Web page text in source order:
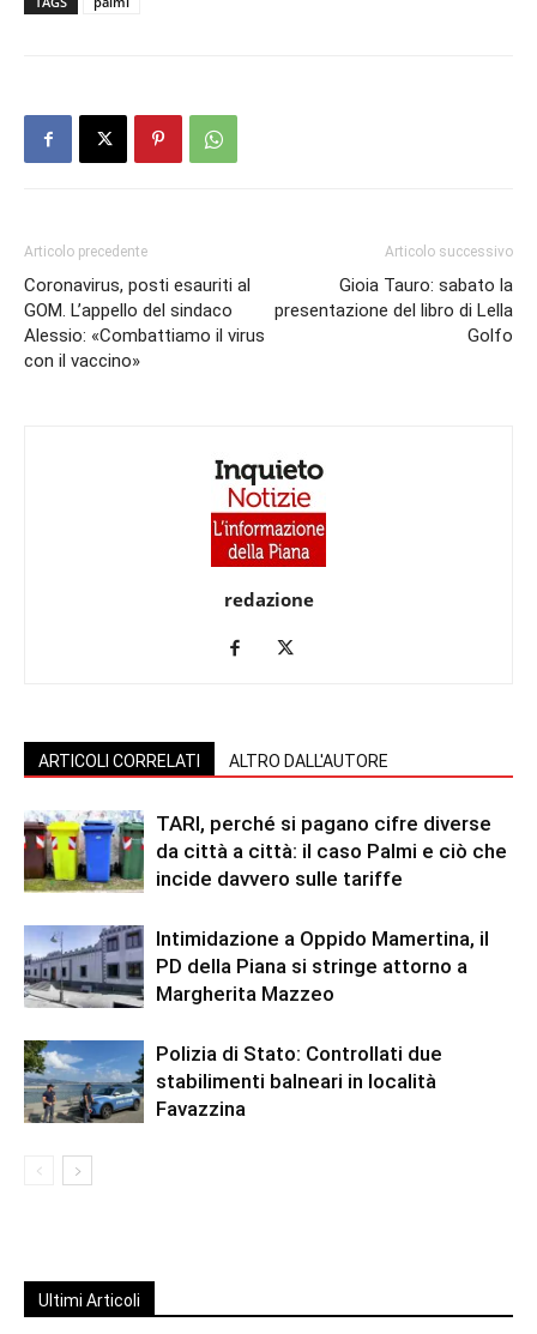
Articolo precedente
Coronavirus, posti esauriti al
GOM. L’appello del sindaco
Alessio: «Combattiamo il virus
con il vaccino»
Articolo successivo
Gioia Tauro: sabato la
presentazione del libro di Lella
Golfo
redazione
ARTICOLI CORRELATI ALTRO DALL'AUTORE
TARI, perché si pagano cifre diverse
da città a città: il caso Palmi e ciò che
incide davvero sulle tariffe
Intimidazione a Oppido Mamertina, il
PD della Piana si stringe attorno a
Margherita Mazzeo
Polizia di Stato: Controllati due
stabilimenti balneari in località
Favazzina
Ultimi Articoli